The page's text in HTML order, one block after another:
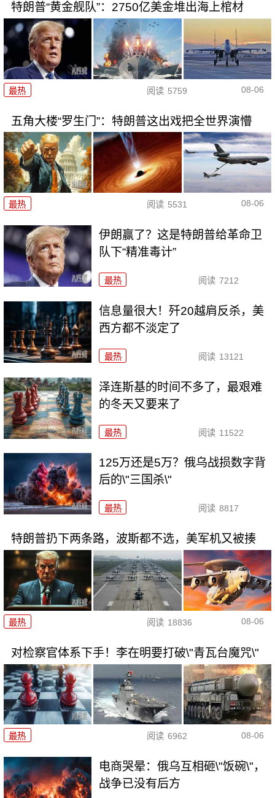
特朗普“黄金舰队”：2750亿美金堆出海上棺材
最热 阅读 5759 08-06
五角大楼“罗生门”：特朗普这出戏把全世界演懵
最热 阅读 5531 08-06
伊朗赢了？这是特朗普给革命卫
队下“精准毒计”
最热 阅读 7212
信息量很大！歼20越肩反杀，美
西方都不淡定了
最热 阅读 13121
泽连斯基的时间不多了，最艰难
的冬天又要来了
最热 阅读 11522
125万还是5万？俄乌战损数字背
后的\"三国杀\"
最热 阅读 8817
特朗普扔下两条路，波斯都不选，美军机又被揍
最热 阅读 18836 08-06
对检察官体系下手！李在明要打破\"青瓦台魔咒\"
最热 阅读 6962 08-06
电商哭晕：俄乌互相砸\"饭碗\"，
战争已没有后方